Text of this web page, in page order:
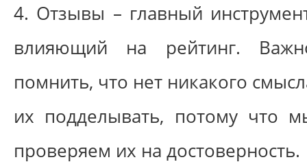
4. Отзывы – главный
влияющий на рейтинг.
помнить, что нет никакого
их подделывать, потому что
проверяем их на достоверность.